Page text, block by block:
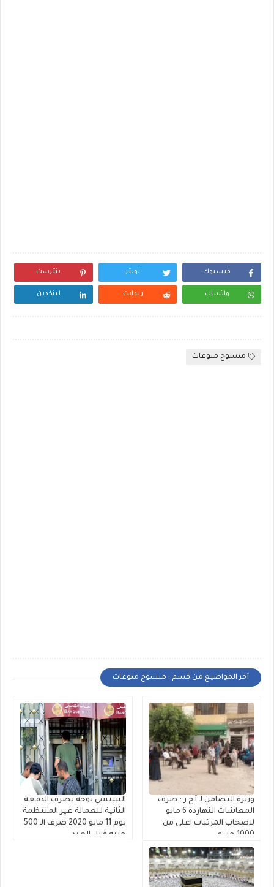
فيسبوك تويتر بنترست
واتساب ريدايت لينكدين
منسوخ منوعات
أخر المواضيع من قسم : منسوخ منوعات
وزيرة التضامن لـ أ ج ر : صرف
المعاشات النهاردة 6 مايو
لاصحاب المرتبات اعلى من
1000 جنيه
السيسي يوجه بصرف الدفعة
الثانية للعمالة غير المنتظمة
يوم 11 مايو 2020 صرف الـ 500
جنيه قبل العيد